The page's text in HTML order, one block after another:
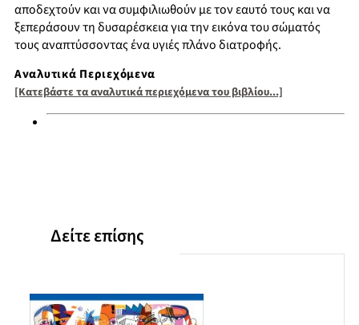
αποδεχτούν και να συμφιλιωθούν με τον εαυτό τους και να
ξεπεράσουν τη δυσαρέσκεια για την εικόνα του σώματός
τους αναπτύσσοντας ένα υγιές πλάνο διατροφής.
Αναλυτικά Περιεχόμενα
[Κατεβάστε τα αναλυτικά περιεχόμενα του βιβλίου...]
Δείτε επίσης